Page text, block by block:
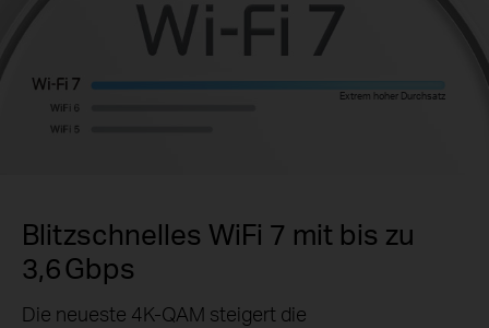
Extrem hoher Durchsatz
Blitzschnelles WiFi 7 mit bis zu
3,6 Gbps
Die neueste 4K‑QAM steigert die